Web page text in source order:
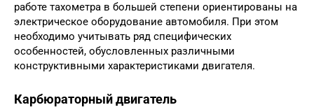
работе тахометра в большей степени ориентированы на
электрическое оборудование автомобиля. При этом
необходимо учитывать ряд специфических
особенностей, обусловленных различными
конструктивными характеристиками двигателя.
Карбюраторный двигатель